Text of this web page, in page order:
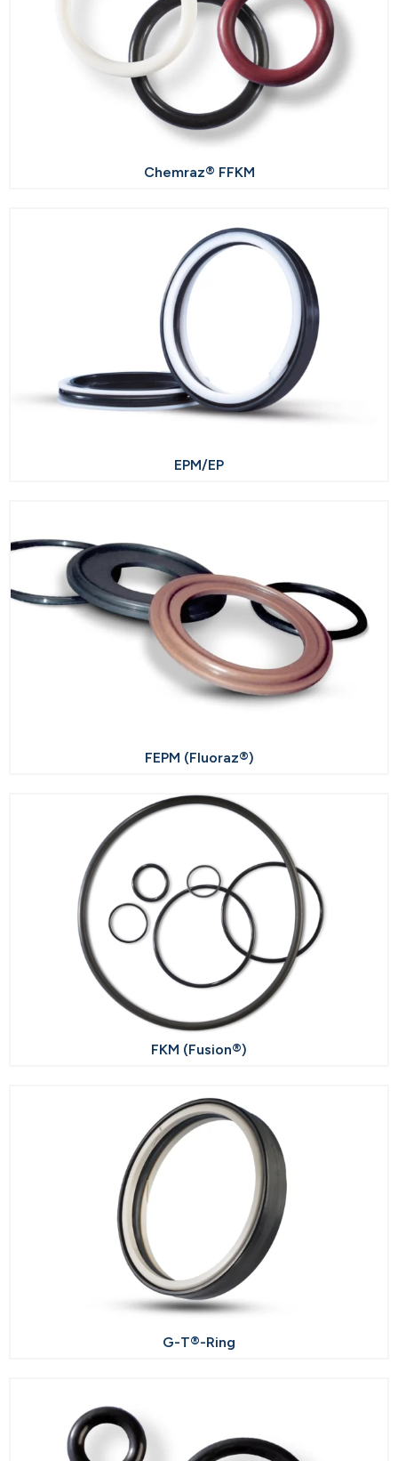
Chemraz® FFKM
EPM/EP
FEPM (Fluoraz®)
FKM (Fusion®)
G-T®-Ring